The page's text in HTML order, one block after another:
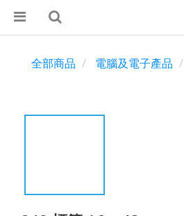
全部商品 電腦及電子產品